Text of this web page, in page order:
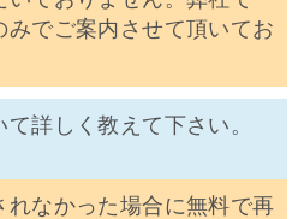
みでご案内させて頂いてお
詳しく教えて下さい。
れなかった場合に無料で再